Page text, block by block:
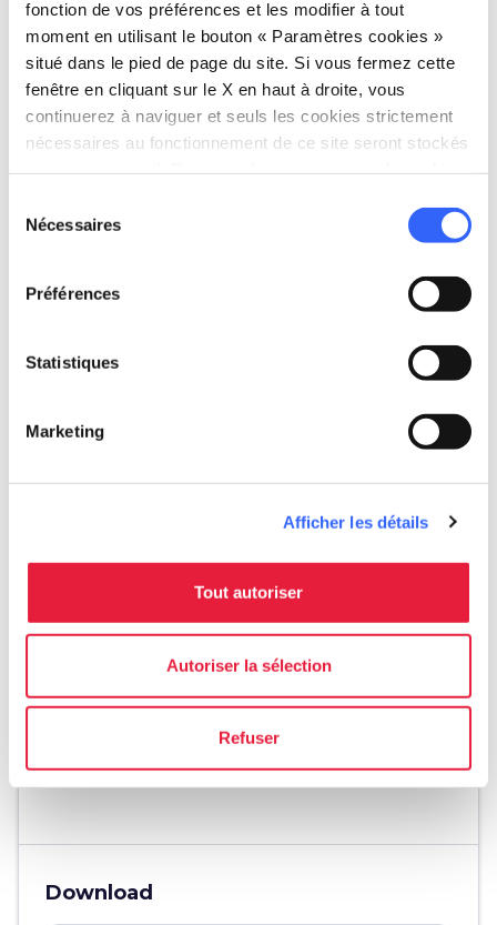
fonction de vos préférences et les modifier à tout
moment en utilisant le bouton « Paramètres cookies »
situé dans le pied de page du site. Si vous fermez cette
fenêtre en cliquant sur le X en haut à droite, vous
continuerez à naviguer et seuls les cookies strictement
nécessaires au fonctionnement de ce site seront stockés
Nécessaires
Préférences
Statistiques
Marketing
Afficher les détails
Tout autoriser
Autoriser la sélection
Refuser
fullscreen Esplora su mappa
vertical_align_bottom
Gravel, VTT
Difficulté technique
Moyen
Effort physique
Moyen
Download